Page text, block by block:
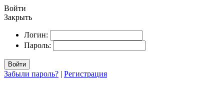
Войти
Закрыть
Логин:
Пароль:
Войти
Забыли пароль? | Регистрация